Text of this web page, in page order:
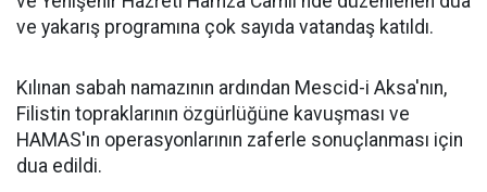
ve yakarış programına çok sayıda vatandaş katıldı.
Kılınan sabah namazının ardından Mescid-i Aksa'nın,
Filistin topraklarının özgürlüğüne kavuşması ve
HAMAS'ın operasyonlarının zaferle sonuçlanması için
dua edildi.